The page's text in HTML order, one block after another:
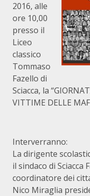
2016, alle
ore 10,00
presso il
Liceo
classico
Tommaso
Fazello di
Sciacca, la
VITTIME DELLE
Interverranno:
La dirigente
il sindaco di
coordinatore dei
Nico Miraglia